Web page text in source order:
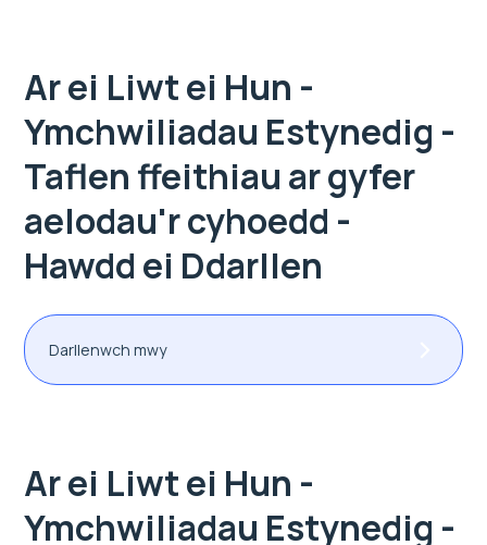
Ar ei Liwt ei Hun -
Ymchwiliadau Estynedig -
Taflen ffeithiau ar gyfer
aelodau'r cyhoedd -
Hawdd ei Ddarllen
Darllenwch mwy
Ar ei Liwt ei Hun -
Ymchwiliadau Estynedig -